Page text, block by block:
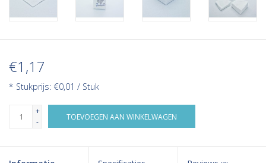
€1,17
* Stukprijs: €0,01 / Stuk
+
-
TOEVOEGEN AAN WINKELWAGEN